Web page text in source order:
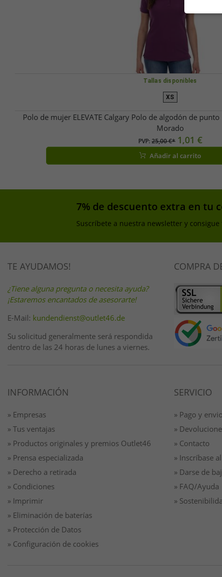
Tallas disponibles
XS
Polo de mujer ELEVATE Calgary Polo de algodón de
Morado
PVP:25,00 €* 1,01 €
Añadir al carrito
7% de descuento extra en tu
Suscríbete a nuestra newsletter y
TE AYUDAMOS!
¿Tiene alguna pregunta o necesita ayuda?
¡Estaremos encantados de asesorarte!
E-Mail: kundendienst@outlet46.de
Su solicitud generalmente será respondida
dentro de las 24 horas de lunes a viernes.
COMPRA
INFORMACIÓN
» Empresas
» Tus ventajas
» Productos originales y premios Outlet46
» Prensa especializada
» Derecho a retirada
» Condiciones
» Imprimir
» Eliminación de baterías
» Protección de Datos
» Configuración de cookies
SERVICIO
» Pago y
»
» Contacto
» Inscríbase
» Darse de
» FAQ/Ayuda
»